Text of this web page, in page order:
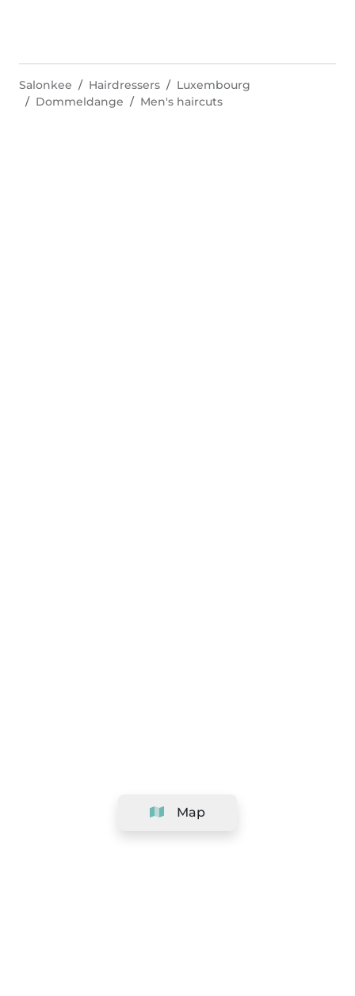
Map
Salonkee Hairdressers
Luxembourg
Dommeldange
Men's haircuts